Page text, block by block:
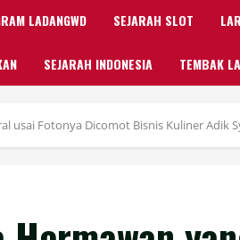
LADANGWD SEJARAH SLOT
SEJARAH INDONESIA TEMBAK
usai Fotonya Dicomot Bisnis Kuliner Adik